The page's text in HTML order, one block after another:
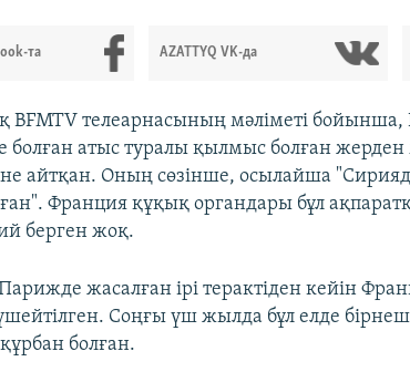
та AZATTYQ VK-да
BFMTV телеарнасының мәліметі
болған атыс туралы қылмыс болған жерден
айтқан. Оның сөзінше, осылайша
Франция құқық органдары бұл
берген жоқ.
жасалған ірі терактіден кейін
Соңғы үш жылда бұл елде
болған.